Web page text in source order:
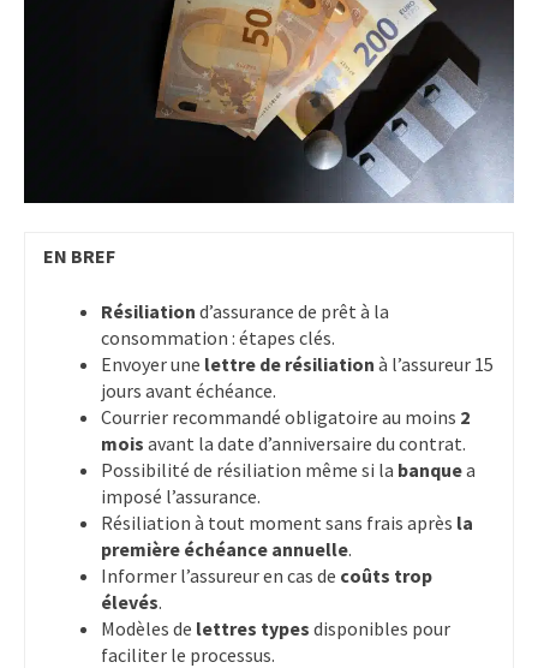
EN BREF
Résiliation d’assurance de prêt à la
consommation : étapes clés.
Envoyer une lettre de résiliation à l’assureur 15
jours avant échéance.
Courrier recommandé obligatoire au moins 2
mois avant la date d’anniversaire du contrat.
Possibilité de résiliation même si la banquea
imposé l’assurance.
Résiliation à tout moment sans frais après la
première échéance annuelle.
Informer l’assureur en cas de coûts trop
élevés.
Modèles de lettres types disponibles pour
faciliter le processus.